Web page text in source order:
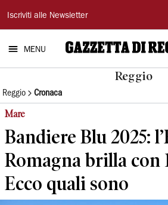
Gazzetta
di
Reggio
Iscriviti alle Newsletter
MENU
Reggio
Reggio Cronaca
Mare
Bandiere Blu 2025:
Romagna brilla con
Ecco quali sono